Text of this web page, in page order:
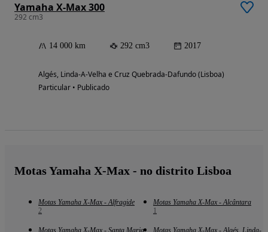
Yamaha X-Max 300
292 cm3
14 000 km 292 cm3 2017
Algés, Linda-A-Velha e Cruz Quebrada-Dafundo (Lisboa)
Particular • Publicado
Motas Yamaha X-Max - no distrito Lisboa
Motas Yamaha X-Max - Alfragide
2
Motas Yamaha X-Max - Alcântara
1